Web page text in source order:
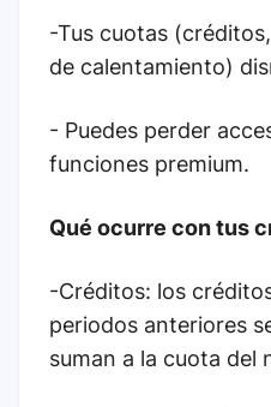
-Tus cuotas
de calentamiento)
- Puedes perder
funciones premium.
Qué ocurre con tus
-Créditos: los
periodos anteriores
suman a la cuota del